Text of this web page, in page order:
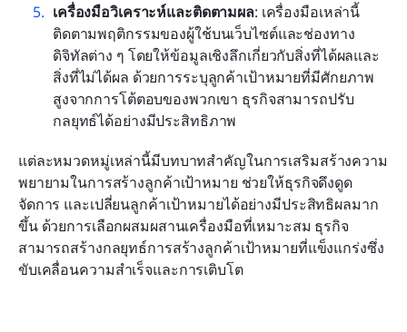
เครื่องมือวิเคราะห์และติดตามผล: เครื่องมือเหล่านี้
ติดตามพฤติกรรมของผู้ใช้บนเว็บไซต์และช่องทาง
ดิจิทัลต่าง ๆ โดยให้ข้อมูลเชิงลึกเกี่ยวกับสิ่งที่ได้ผลและ
สิ่งที่ไม่ได้ผล ด้วยการระบุลูกค้าเป้าหมายที่มีศักยภาพ
สูงจากการโต้ตอบของพวกเขา ธุรกิจสามารถปรับ
กลยุทธ์ได้อย่างมีประสิทธิภาพ
แต่ละหมวดหมู่เหล่านี้มีบทบาทสำคัญในการเสริมสร้างความ
พยายามในการสร้างลูกค้าเป้าหมาย ช่วยให้ธุรกิจดึงดูด
จัดการ และเปลี่ยนลูกค้าเป้าหมายได้อย่างมีประสิทธิผลมาก
ขึ้น ด้วยการเลือกผสมผสานเครื่องมือที่เหมาะสม ธุรกิจ
สามารถสร้างกลยุทธ์การสร้างลูกค้าเป้าหมายที่แข็งแกร่งซึ่ง
ขับเคลื่อนความสำเร็จและการเติบโต